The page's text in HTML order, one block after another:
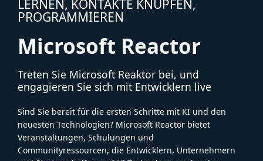
LERNEN, KONTAKTE KNÜPFEN,
PROGRAMMIEREN
Microsoft Reactor
Treten Sie Microsoft Reaktor bei, und
engagieren Sie sich mit Entwicklern live
Sind Sie bereit für die ersten Schritte mit KI und den
neuesten Technologien? Microsoft Reactor bietet
Veranstaltungen, Schulungen und
Communityressourcen, die Entwicklern, Unternehmern